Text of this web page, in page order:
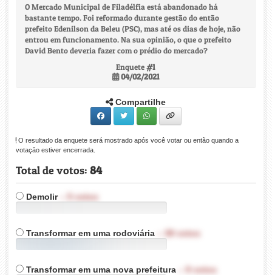
O Mercado Municipal de Filadélfia está abandonado há
bastante tempo. Foi reformado durante gestão do então
prefeito Edenilson da Beleu (PSC), mas até os dias de hoje, não
entrou em funcionamento. Na sua opinião, o que o prefeito
David Bento deveria fazer com o prédio do mercado?
Enquete#1
04/02/2021
Compartilhe
O resultado da enquete será mostrado após você votar ou então quando a
votação estiver encerrada.
Total de votos: 84
Demolir– votos
Transformar em uma rodoviária– votos
Transformar em uma nova prefeitura– votos